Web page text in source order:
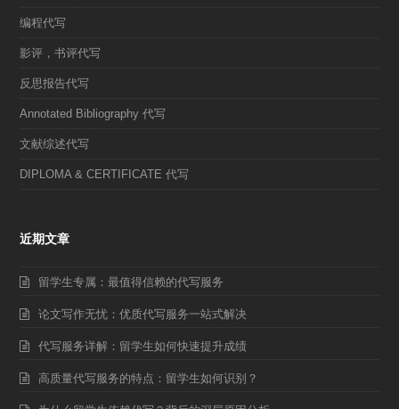
编程代写
影评，书评代写
反思报告代写
Annotated Bibliography 代写
文献综述代写
DIPLOMA & CERTIFICATE 代写
近期文章
留学生专属：最值得信赖的代写服务
论文写作无忧：优质代写服务一站式解决
代写服务详解：留学生如何快速提升成绩
高质量代写服务的特点：留学生如何识别？